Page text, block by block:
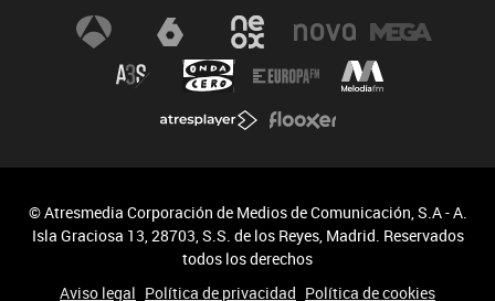
© Atresmedia Corporación de Medios de Comunicación, S.A - A.
Isla Graciosa 13, 28703, S.S. de los Reyes, Madrid. Reservados
todos los derechos
Aviso legal Política de privacidad Política de cookies